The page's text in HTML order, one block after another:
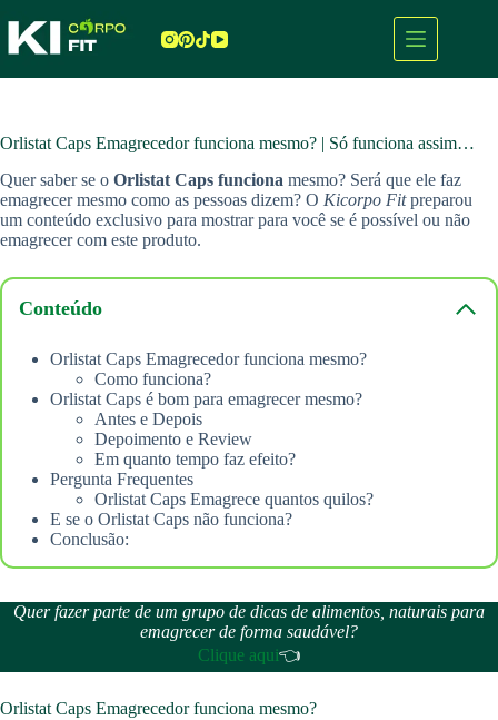
para
Orlistat Caps Emagrecedor funciona mesmo? | Só funciona assim…
Quer saber se o Orlistat Caps funciona mesmo? Será que ele faz
emagrecer mesmo como as pessoas dizem? O Kicorpo Fitpreparou
um conteúdo exclusivo para mostrar para você se é possível ou não
emagrecer com este produto.
Conteúdo
Orlistat Caps Emagrecedor funciona mesmo?
Como funciona?
Orlistat Caps é bom para emagrecer mesmo?
Antes e Depois
Depoimento e Review
Em quanto tempo faz efeito?
Pergunta Frequentes
Orlistat Caps Emagrece quantos quilos?
E se o Orlistat Caps não funciona?
Conclusão:
Quer fazer parte de um grupo de dicas de alimentos, naturais para
emagrecer de forma saudável?
Clique aqui👈
Orlistat Caps Emagrecedor funciona mesmo?